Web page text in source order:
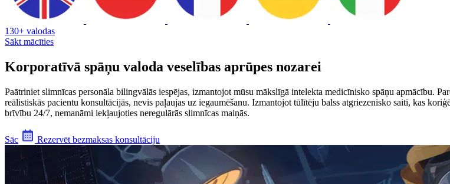
130+ valodas
Sākt mācīties
Korporatīvā spāņu valoda veselības aprūpes nozarei
Paātriniet slimnīcas personāla bilingvālās iespējas, izmantojot mūsu mākslīgā intelekta medicīnisko spāņu apmācību.
reālistiskās pacientu konsultācijās, nevis paļaujas uz iegaumēšanu. Izmantojot tūlītēju balss atgriezenisko saiti, kas
brīvību 24/7, nemanāmi iekļaujoties neregulārās slimnīcas maiņās.
Sāc Rezervēt bezmaksas konsultāciju